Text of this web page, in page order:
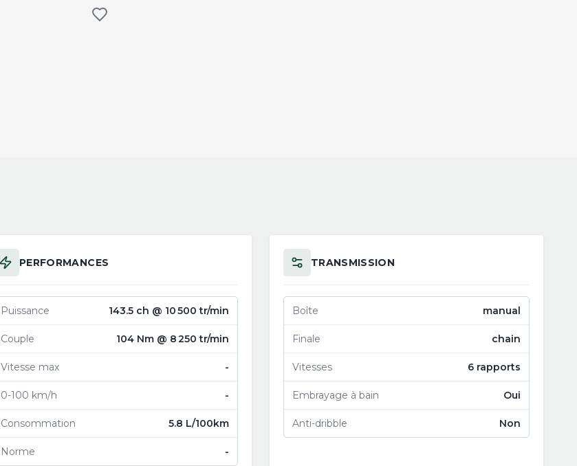
PERFORMANCES
Puissance 143.5 ch @ 10 500 tr/min
Couple 104 Nm @ 8 250 tr/min
Vitesse max -
0-100 km/h -
Consommation 5.8 L/100km
Norme -
TRANSMISSION
Boîte manual
Finale chain
Vitesses 6 rapports
Embrayage à bain Oui
Anti-dribble Non